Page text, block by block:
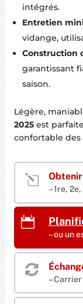
intégrés.
Entretien
vidange,
Construction
garantissant
saison.
Légère,
2025 est
confortable des
l
– 1re,

– ou un

–